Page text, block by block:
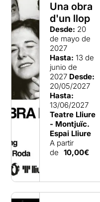
Una obra
d'un llop
Desde: 20
de mayo de
2027
Hasta: 13 de
junio de
2027 Desde:
20/05/2027
Hasta:
13/06/2027
Teatre Lliure
- Montjuïc.
Espai Lliure
A partir
de 10,00€